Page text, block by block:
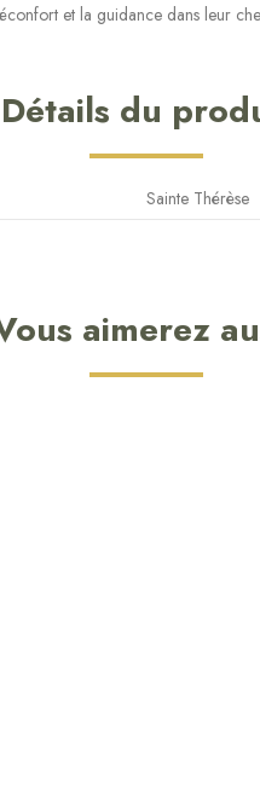
et la guidance dans leur
Détails du
Sainte Thérèse
aimerez